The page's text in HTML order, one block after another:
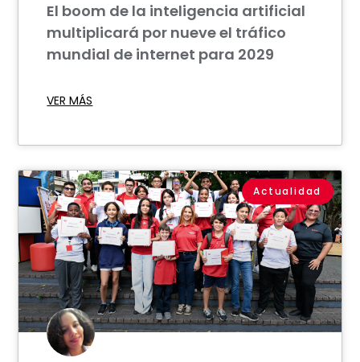
El boom de la inteligencia artificial
multiplicará por nueve el tráfico
mundial de internet para 2029
VER MÁS
Actualidad